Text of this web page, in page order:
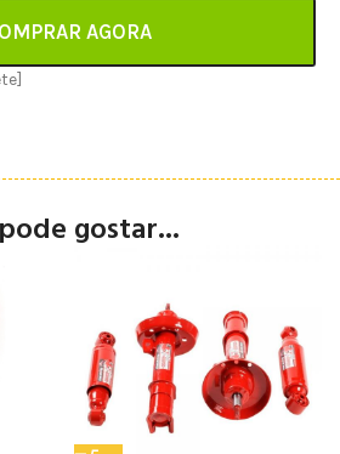
AGORA
gostar...